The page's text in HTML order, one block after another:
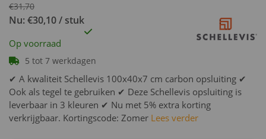
€31,70
Nu: €30,10 / stuk
Op voorraad
5 tot 7 werkdagen
✔ A kwaliteit Schellevis 100x40x7 cm carbon opsluiting ✔
Ook als tegel te gebruiken ✔ Deze Schellevis opsluiting is
leverbaar in 3 kleuren ✔ Nu met 5% extra korting
verkrijgbaar. Kortingscode: Zomer Lees verder